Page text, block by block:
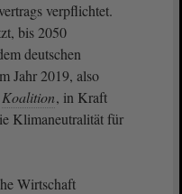
verpflichtet.
bis 2050
deutschen
Jahr 2019, also
Koalition, in Kraft
Klimaneutralität für
Wirtschaft